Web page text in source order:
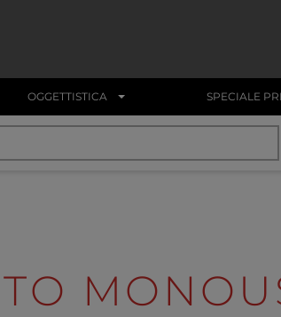
OGGETTISTICA SPECIALE